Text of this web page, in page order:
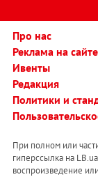
Про нас
Реклама на сайте
Ивенты
Редакция
Политики и
При полном или
гиперссылка на
воспроизведение